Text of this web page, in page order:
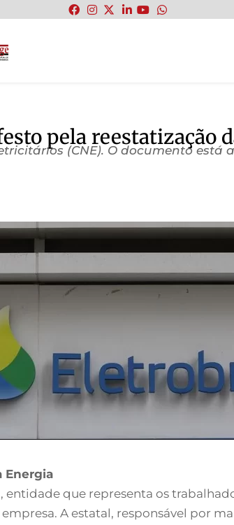
pela reestatização
(CNE). O documento
Energia
entidade que representa os
A estatal, responsável por